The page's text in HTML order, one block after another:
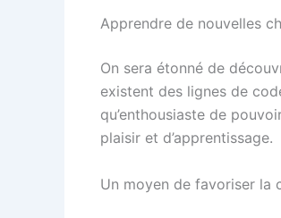
Apprendre de nouvelles
On sera étonné de
existent des lignes de
qu’enthousiaste de
plaisir et d’apprentissage.
Un moyen de favoriser la